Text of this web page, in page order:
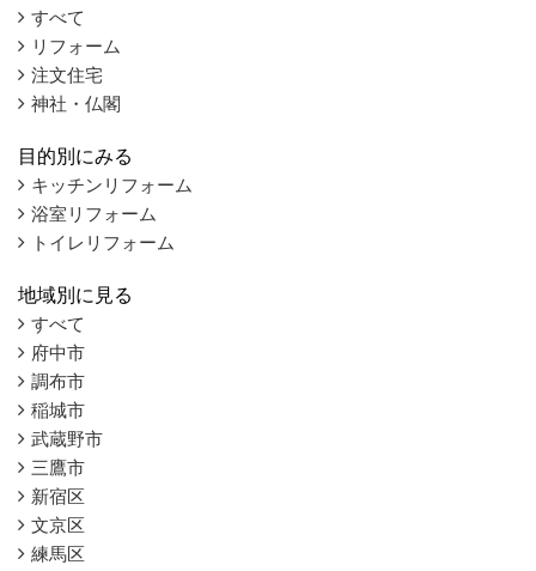
すべて
リフォーム
注文住宅
神社・仏閣
目的別にみる
キッチンリフォーム
浴室リフォーム
トイレリフォーム
地域別に見る
すべて
府中市
調布市
稲城市
武蔵野市
三鷹市
新宿区
文京区
練馬区